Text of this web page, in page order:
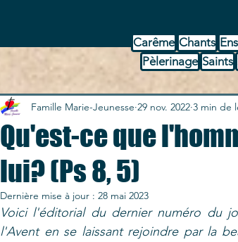
Qu'est-ce que
lui? (Ps 8, 5)
Famille Marie-Jeunesse 29 nov. 2022 3 min de
Dernière mise à jour : 28 mai 2023
Voici l'éditorial du dernier numéro du
l'Avent en se laissant rejoindre par la
Carême Chants
Pèlerinage Saints